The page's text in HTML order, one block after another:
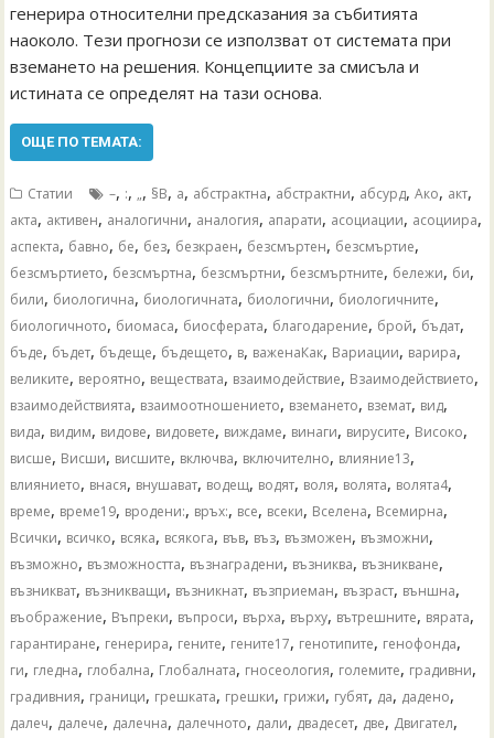
генерира относителни предсказания за събитията
наоколо. Тези прогнози се използват от системата при
вземането на решения. Концепциите за смисъла и
истината се определят на тази основа.
ОЩЕ ПО ТЕМАТА:
Статии –, :, „, §В, а, абстрактна, абстрактни, абсурд,Ако, акт,
акта, активен, аналогични, аналогия, апарати, асоциации, асоциира,
аспекта, бавно, бе, без, безкраен, безсмъртен, безсмъртие,
безсмъртието, безсмъртна, безсмъртни, безсмъртните, бележи, би,
били, биологична, биологичната, биологични, биологичните,
биологичното, биомаса, биосферата, благодарение, брой, бъдат,
бъде, бъдет, бъдеще, бъдещето, в, важенаКак, Вариации, варира,
великите, вероятно, веществата, взаимодействие, Взаимодействието,
взаимодействията, взаимоотношението, вземането, вземат, вид,
вида, видим, видове, видовете, виждаме, винаги, вирусите, Високо,
висше, Висши, висшите, включва, включително, влияние13,
влиянието, внася, внушават, водещ, водят, воля, волята, волята4,
време, време19, вродени:, връх:, все, всеки, Вселена, Всемирна,
Всички, всичко, всяка, всякога, във, въз, възможен, възможни,
възможно, възможността, възнаградени, възниква, възникване,
възникват, възникващи, възникнат, възприеман, възраст, външна,
въображение, Въпреки, въпроси, върха, върху, вътрешните, вярата,
гарантиране, генерира, гените, гените17, генотипите, генофонда,
ги, гледна, глобална, Глобалната, гносеология, големите, градивни,
градивния, граници, грешката, грешки, грижи, губят, да, дадено,
далеч, далече, далечна, далечното, дали, двадесет, две, Двигател,